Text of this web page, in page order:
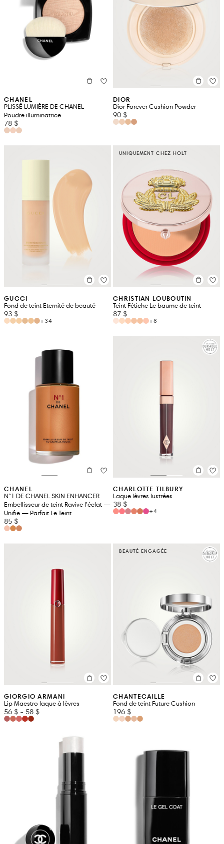
CHANEL
PLISSÉ LUMIÈRE DE CHANEL
Poudre illuminatrice
78 $
DIOR
Dior Forever Cushion Powder
90 $
GUCCI
Fond de teint Eternité de beauté
93 $
+34
UNIQUEMENT CHEZ HOLT
CHRISTIAN LOUBOUTIN
Teint Fétiche Le baume de teint
87 $
+8
CHANEL
N°1 DE CHANEL SKIN ENHANCER
Embellisseur de teint Ravive l’éclat —
Unifie — Parfait Le Teint
85 $
CHARLOTTE TILBURY
Laque lèvres lustrées
38 $
+4
GIORGIO ARMANI
Lip Maestro laque à lèvres
56 $ - 58 $
BEAUTÉ ENGAGÉE
CHANTECAILLE
Fond de teint Future Cushion
196 $